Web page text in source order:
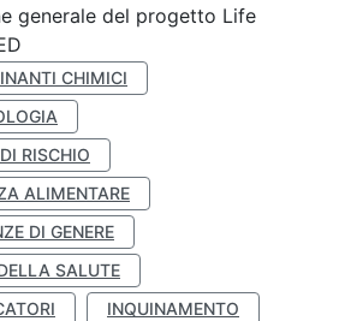
generale del progetto Life
CHIMICI
RISCHIO
ALIMENTARE
DI GENERE
SALUTE
INQUINAMENTO